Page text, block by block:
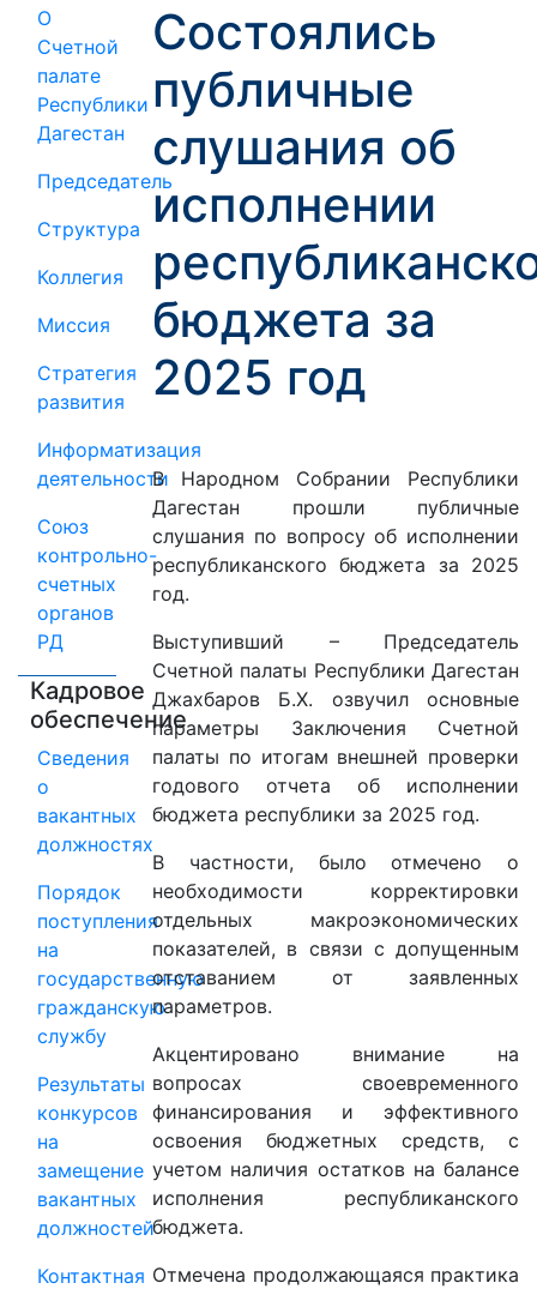
О
Счетной
палате
Республики
Дагестан
Председатель
Структура
Коллегия
Миссия
Стратегия
развития
Информатизация
деятельности
Союз
контрольно-
счетных
органов
РД
Кадровое
обеспечение
Сведения
о
вакантных
должностях
Порядок
поступления
на
государственную
гражданскую
службу
Результаты
конкурсов
на
замещение
вакантных
должностей
Контактная
Состоялись
публичные
слушания об
исполнении
бюджета за
2025 год
В Народном Собрании Республики
Дагестан прошли публичные
слушания по вопросу об исполнении
республиканского бюджета за 2025
год.
Выступивший – Председатель
Счетной палаты Республики Дагестан
Джахбаров Б.Х. озвучил основные
параметры Заключения Счетной
палаты по итогам внешней проверки
годового отчета об исполнении
бюджета республики за 2025 год.
В частности, было отмечено о
необходимости корректировки
отдельных макроэкономических
показателей, в связи с допущенным
отставанием от заявленных
параметров.
Акцентировано внимание на
вопросах своевременного
финансирования и эффективного
освоения бюджетных средств, с
учетом наличия остатков на балансе
исполнения республиканского
бюджета.
Отмечена продолжающаяся практика